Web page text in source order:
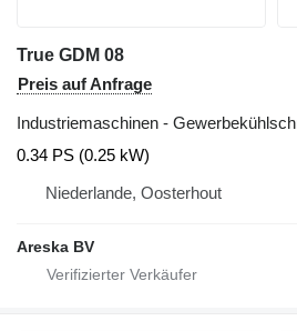
True GDM 08
Preis auf Anfrage
Industriemaschinen -
0.34 PS (0.25 kW)
Niederlande, Oosterhout
Areska BV